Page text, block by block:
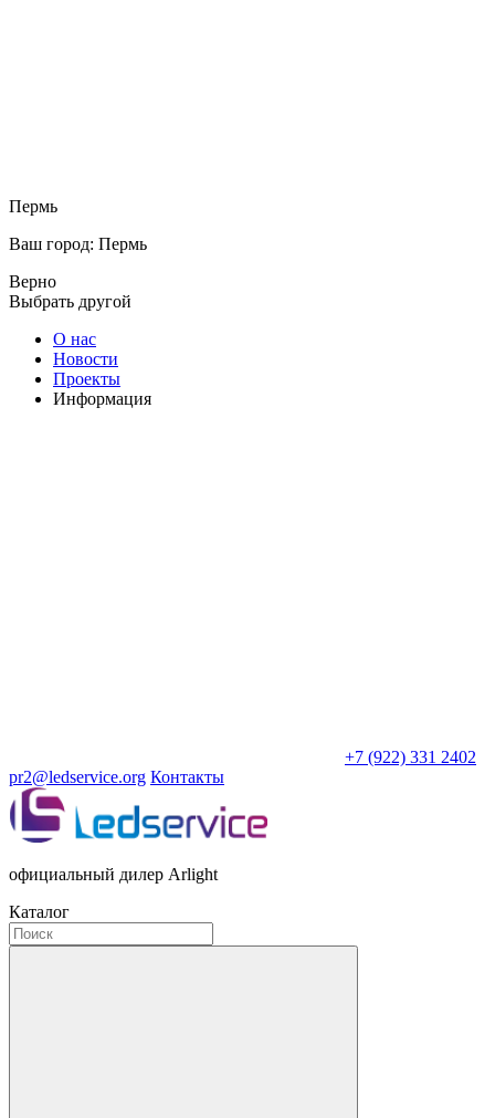
Пермь
Ваш город: Пермь
Верно
Выбрать другой
О нас
Новости
Проекты
Информация
+7 (922) 331 2402
pr2@ledservice.org Контакты
официальный дилер Arlight
Каталог